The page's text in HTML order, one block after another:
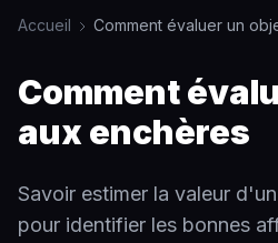
Accueil Comment évaluer un
Comment
aux enchères
Savoir estimer la valeur
pour identifier les bonnes